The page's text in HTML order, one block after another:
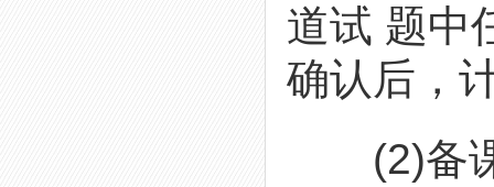
道试 题中
确认后，
(2)备课